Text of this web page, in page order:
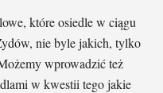
które osiedle w ciągu
nie byle jakich, tylko
wprowadzić też
w kwestii tego jakie